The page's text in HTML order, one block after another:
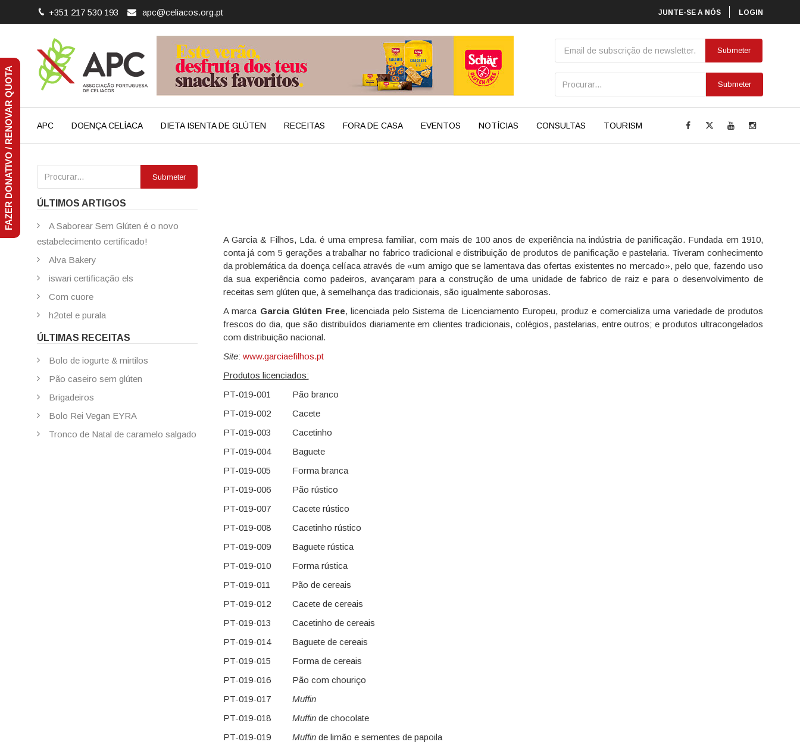
+351 217 530 193 apc@celiacos.org.pt JUNTE-SE A NÓS LOGIN
Submeter
APC DOENÇA CELÍACA DIETA ISENTA DE GLÚTEN RECEITAS FORA DE CASA EVENTOS NOTÍCIAS CONSULTAS TOURISM
A Garcia & Filhos, Lda. é uma empresa familiar, com mais de 100 anos de experiência na indústria de panificação. Fundada em 1910,
conta já com 5 gerações a trabalhar no fabrico tradicional e distribuição de produtos de panificação e pastelaria. Tiveram conhecimento
da problemática da doença celíaca através de «um amigo que se lamentava das ofertas existentes no mercado», pelo que, fazendo uso
da sua experiência como padeiros, avançaram para a construção de uma unidade de fabrico de raiz e para o desenvolvimento de
receitas sem glúten que, à semelhança das tradicionais, são igualmente saborosas.
A marca Garcia Glúten Free, licenciada pelo Sistema de Licenciamento Europeu, produz e comercializa uma variedade de produtos
frescos do dia, que são distribuídos diariamente em clientes tradicionais, colégios, pastelarias, entre outros; e produtos ultracongelados
com distribuição nacional.
Site: www.garciaefilhos.pt
Produtos licenciados:
PT-019-001 Pão branco
PT-019-002 Cacete
PT-019-003 Cacetinho
PT-019-004 Baguete
PT-019-005 Forma branca
PT-019-006 Pão rústico
PT-019-007 Cacete rústico
PT-019-008 Cacetinho rústico
PT-019-009 Baguete rústica
PT-019-010 Forma rústica
PT-019-011 Pão de cereais
PT-019-012 Cacete de cereais
PT-019-013 Cacetinho de cereais
PT-019-014 Baguete de cereais
PT-019-015 Forma de cereais
PT-019-016 Pão com chouriço
PT-019-017 Muffin
PT-019-018 Muffinde chocolate
PT-019-019 Muffinde limão e sementes de papoila
Submeter
ÚLTIMOS ARTIGOS
A Saborear Sem Glúten é o novo
estabelecimento certificado!
Alva Bakery
iswari certificação els
Com cuore
h2otel e purala
ÚLTIMAS RECEITAS
Bolo de iogurte & mirtilos
Pão caseiro sem glúten
Brigadeiros
Bolo Rei Vegan EYRA
Tronco de Natal de caramelo salgado
FAZER DONATIVO / RENOVAR QUOTA